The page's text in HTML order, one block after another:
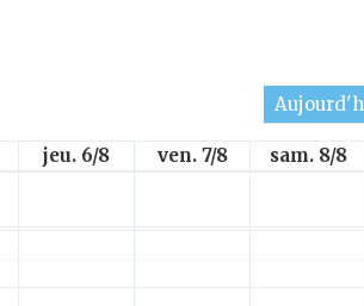
jeu. 6/8 ven. 7/8 sam. 8/8